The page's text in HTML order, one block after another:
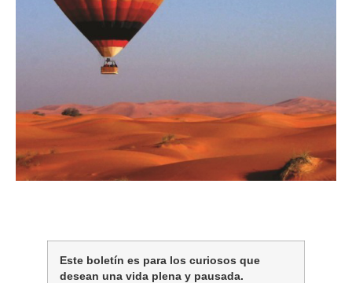
Este boletín es para los curiosos que
desean una vida plena y pausada.